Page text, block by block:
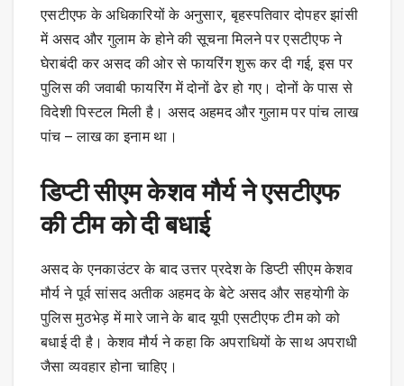
एसटीएफ के अधिकारियों के अनुसार, बृहस्पतिवार दोपहर झांसी
में असद और गुलाम के होने की सूचना मिलने पर एसटीएफ ने
घेराबंदी कर असद की ओर से फायरिंग शुरू कर दी गई, इस पर
पुलिस की जवाबी फायरिंग में दोनों ढेर हो गए। दोनों के पास से
विदेशी पिस्टल मिली है। असद अहमद और गुलाम पर पांच लाख
पांच – लाख का इनाम था।
डिप्टी सीएम केशव मौर्य ने एसटीएफ
की टीम को दी बधाई
असद के एनकाउंटर के बाद उत्तर प्रदेश के डिप्टी सीएम केशव
मौर्य ने पूर्व सांसद अतीक अहमद के बेटे असद और सहयोगी के
पुलिस मुठभेड़ में मारे जाने के बाद यूपी एसटीएफ टीम को को
बधाई दी है। केशव मौर्य ने कहा कि अपराधियों के साथ अपराधी
जैसा व्यवहार होना चाहिए।